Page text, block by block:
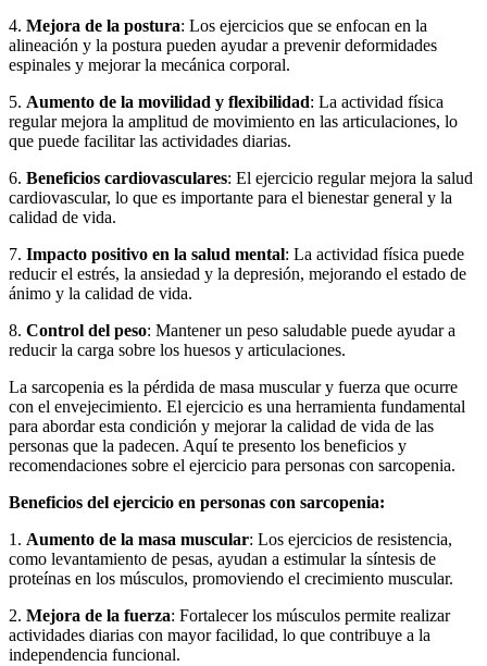
4. Mejora de la postura: Los ejercicios que se enfocan en la
alineación y la postura pueden ayudar a prevenir deformidades
espinales y mejorar la mecánica corporal.
5. Aumento de la movilidad y flexibilidad: La actividad física
regular mejora la amplitud de movimiento en las articulaciones, lo
que puede facilitar las actividades diarias.
6. Beneficios cardiovasculares: El ejercicio regular mejora la salud
cardiovascular, lo que es importante para el bienestar general y la
calidad de vida.
7. Impacto positivo en la salud mental: La actividad física puede
reducir el estrés, la ansiedad y la depresión, mejorando el estado de
ánimo y la calidad de vida.
8. Control del peso: Mantener un peso saludable puede ayudar a
reducir la carga sobre los huesos y articulaciones.
La sarcopenia es la pérdida de masa muscular y fuerza que ocurre
con el envejecimiento. El ejercicio es una herramienta fundamental
para abordar esta condición y mejorar la calidad de vida de las
personas que la padecen. Aquí te presento los beneficios y
recomendaciones sobre el ejercicio para personas con sarcopenia.
Beneficios del ejercicio en personas con sarcopenia:
1. Aumento de la masa muscular: Los ejercicios de resistencia,
como levantamiento de pesas, ayudan a estimular la síntesis de
proteínas en los músculos, promoviendo el crecimiento muscular.
2. Mejora de la fuerza: Fortalecer los músculos permite realizar
actividades diarias con mayor facilidad, lo que contribuye a la
independencia funcional.